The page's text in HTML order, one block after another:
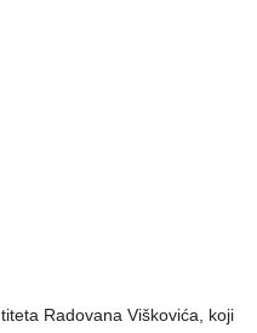
Radovana Viškovića, koji